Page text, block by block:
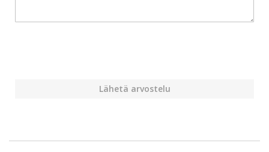
Lähetä arvostelu